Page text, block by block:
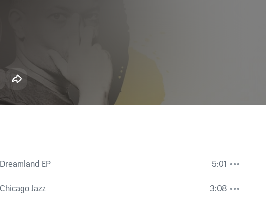
Dreamland EP
5:01
Chicago Jazz
3:08